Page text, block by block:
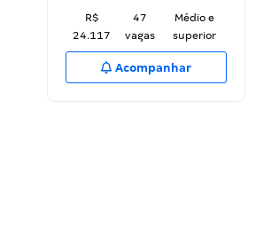
R$
24.117
47
vagas
Médio e
superior
Acompanhar